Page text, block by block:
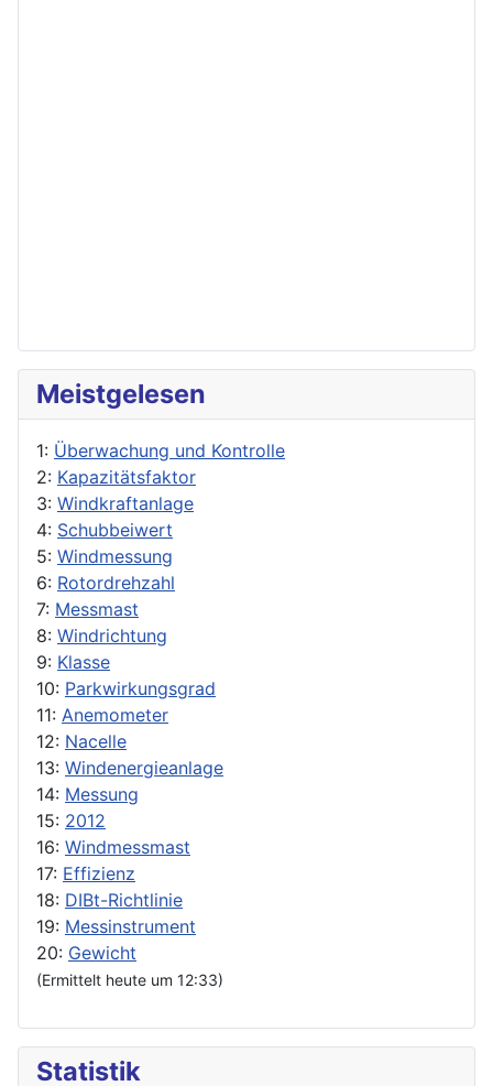
Meistgelesen
1: Überwachung und Kontrolle
2: Kapazitätsfaktor
3: Windkraftanlage
4: Schubbeiwert
5: Windmessung
6: Rotordrehzahl
7: Messmast
8: Windrichtung
9: Klasse
10: Parkwirkungsgrad
11: Anemometer
12: Nacelle
13: Windenergieanlage
14: Messung
15: 2012
16: Windmessmast
17: Effizienz
18: DIBt-Richtlinie
19: Messinstrument
20: Gewicht
(Ermittelt heute um 12:33)
Statistik